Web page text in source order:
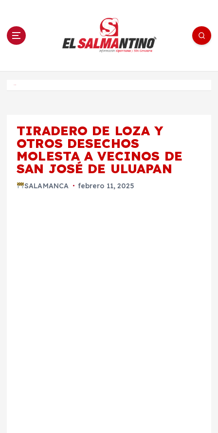
n El Salmantino - medios/noticias/editorial
TIRADERO DE LOZA Y
OTROS DESECHOS
MOLESTA A VECINOS DE
SAN JOSÉ DE ULUAPAN
SALAMANCA febrero 11, 2025